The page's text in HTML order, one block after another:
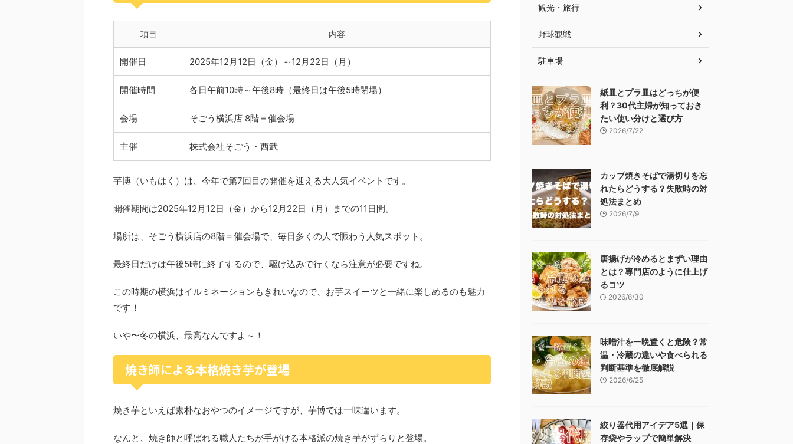
項目 内容
開催日 2025年12月12日（金）～12月22日（月）
開催時間 各日午前10時～午後8時（最終日は午後5時閉場）
会場 そごう横浜店 8階＝催会場
主催 株式会社そごう・西武
芋博（いもはく）は、今年で第7回目の開催を迎える大人気イベントです。
開催期間は2025年12月12日（金）から12月22日（月）までの11日間。
場所は、そごう横浜店の8階＝催会場で、毎日多くの人で賑わう人気スポット。
最終日だけは午後5時に終了するので、駆け込みで行くなら注意が必要ですね。
この時期の横浜はイルミネーションもきれいなので、お芋スイーツと一緒に楽しめるのも魅力
です！
いや〜冬の横浜、最高なんですよ～！
焼き師による本格焼き芋が登場
焼き芋といえば素朴なおやつのイメージですが、芋博では一味違います。
なんと、焼き師と呼ばれる職人たちが手がける本格派の焼き芋がずらりと登場。
観光・旅行
野球観戦
駐車場
紙皿とプラ皿はどっちが便
利？30代主婦が知っておき
たい使い分けと選び方
2026/7/22
カップ焼きそばで湯切りを忘
れたらどうする？失敗時の対
処法まとめ
2026/7/9
唐揚げが冷めるとまずい理由
とは？専門店のように仕上げ
るコツ
2026/6/30
味噌汁を一晩置くと危険？常
温・冷蔵の違いや食べられる
判断基準を徹底解説
2026/6/25
絞り器代用アイデア5選｜保
存袋やラップで簡単解決